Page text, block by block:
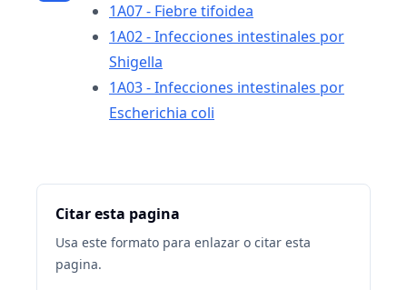
1A07 - Fiebre tifoidea
1A02 - Infecciones intestinales por
Shigella
1A03 - Infecciones intestinales por
Escherichia coli
Citar esta pagina
Usa este formato para enlazar o citar esta
pagina.